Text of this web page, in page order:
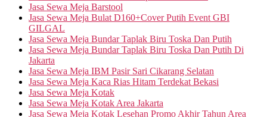
Jasa Sewa Meja Barstool
Jasa Sewa Meja Bulat D160+Cover Putih Event GBI
GILGAL
Jasa Sewa Meja Bundar Taplak Biru Toska Dan Putih
Jasa Sewa Meja Bundar Taplak Biru Toska Dan Putih Di
Jakarta
Jasa Sewa Meja IBM Pasir Sari Cikarang Selatan
Jasa Sewa Meja Kaca Rias Hitam Terdekat Bekasi
Jasa Sewa Meja Kotak
Jasa Sewa Meja Kotak Area Jakarta
Jasa Sewa Meja Kotak Lesehan Promo Akhir Tahun Area